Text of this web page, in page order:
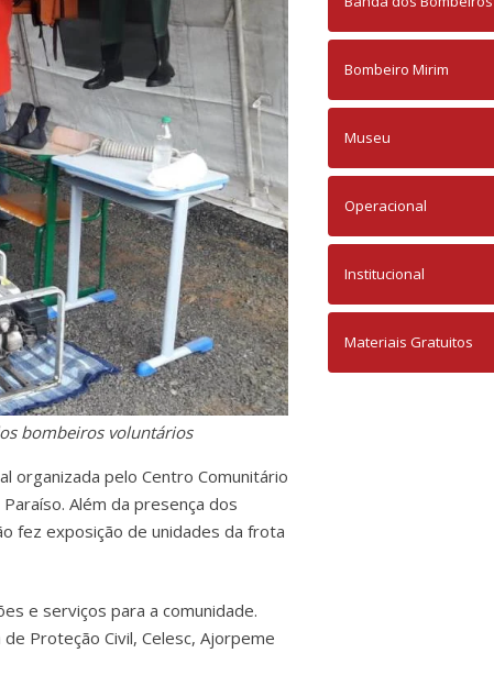
bombeiros voluntários
organizada pelo Centro Comunitário
Além da presença dos
fez exposição de unidades da frota
e serviços para a comunidade.
de Proteção Civil, Celesc, Ajorpeme
Bombeiro Mirim
Museu
Operacional
Institucional
Materiais Gratuitos